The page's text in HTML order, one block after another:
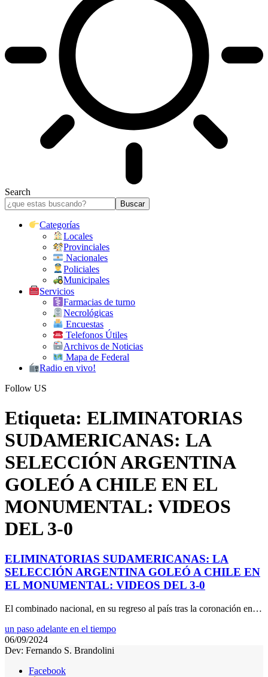
Search
Categorías
Locales
Provinciales
Nacionales
Policiales
Municipales
Servicios
Farmacias de turno
Necrológicas
Encuestas
Telefonos Útiles
Archivos de Noticias
Mapa de Federal
Radio en vivo!
Follow US
Etiqueta: ELIMINATORIAS
SUDAMERICANAS: LA
SELECCIÓN ARGENTINA
GOLEÓ A CHILE EN EL
MONUMENTAL: VIDEOS
DEL 3-0
ELIMINATORIAS SUDAMERICANAS: LA
SELECCIÓN ARGENTINA GOLEÓ A CHILE EN
EL MONUMENTAL: VIDEOS DEL 3-0
El combinado nacional, en su regreso al país tras la coronación en…
un paso adelante en el tiempo
06/09/2024
Dev: Fernando S. Brandolini
Facebook